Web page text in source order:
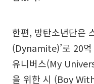
한편, 방탄소년단은
(Dynamite)’로 20억
유니버스(My
을 위한 시 (Boy